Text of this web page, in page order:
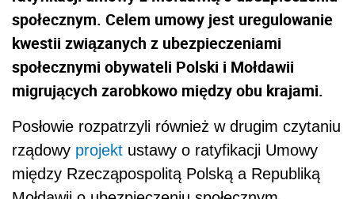
społecznym. Celem umowy jest uregulowanie
kwestii związanych z ubezpieczeniami
społecznymi obywateli Polski i Mołdawii
migrujących zarobkowo między obu krajami.
Posłowie rozpatrzyli również w drugim czytaniu
rządowy projekt ustawy o ratyfikacji Umowy
między Rzecząpospolitą Polską a Republiką